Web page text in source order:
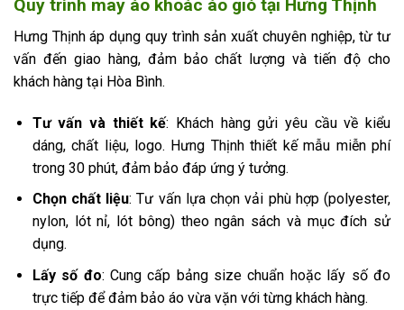
Quy trình may áo khoác áo gió tại Hưng Thịnh
Hưng Thịnh áp dụng quy trình sản xuất chuyên nghiệp, từ tư
vấn đến giao hàng, đảm bảo chất lượng và tiến độ cho
khách hàng tại Hòa Bình.
Tư vấn và thiết kế: Khách hàng gửi yêu cầu về kiểu
dáng, chất liệu, logo. Hưng Thịnh thiết kế mẫu miễn phí
trong 30 phút, đảm bảo đáp ứng ý tưởng.
Chọn chất liệu: Tư vấn lựa chọn vải phù hợp (polyester,
nylon, lót nỉ, lót bông) theo ngân sách và mục đích sử
dụng.
Lấy số đo: Cung cấp bảng size chuẩn hoặc lấy số đo
trực tiếp để đảm bảo áo vừa vặn với từng khách hàng.